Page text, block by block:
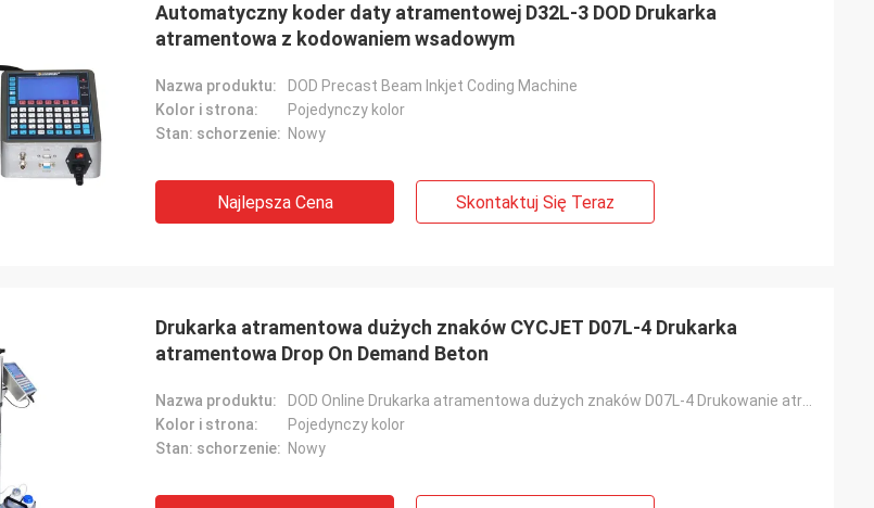
Automatyczny koder daty atramentowej D32L-3 DOD Drukarka
atramentowa z kodowaniem wsadowym
Nazwa produktu:
DOD Precast Beam Inkjet Coding Machine
Kolor i strona:
Pojedynczy kolor
Stan: schorzenie: Nowy
Najlepsza Cena Skontaktuj Się Teraz
Drukarka atramentowa dużych znaków CYCJET D07L-4 Drukarka
atramentowa Drop On Demand Beton
Nazwa produktu:
Kolor i strona:
Pojedynczy kolor
Stan: schorzenie: Nowy